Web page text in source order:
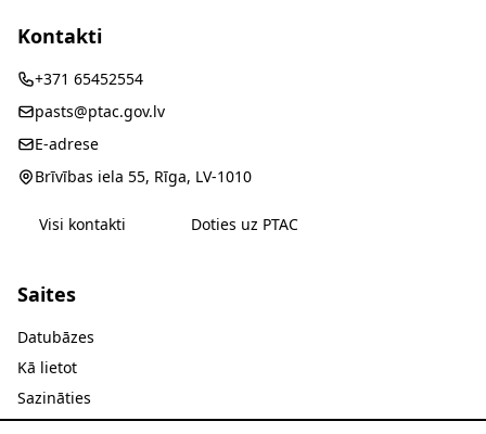
Kontakti
+371 65452554
pasts@ptac.gov.lv
E-adrese
Brīvības iela 55, Rīga, LV-1010
Visi kontakti Doties uz PTAC
Saites
Datubāzes
Kā lietot
Sazināties